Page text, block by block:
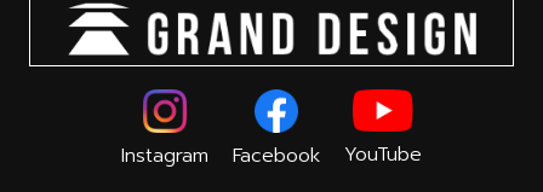
Instagram Facebook YouTube